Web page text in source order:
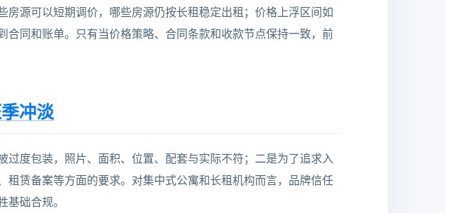
房源可以短期调价，哪些房源仍按长租稳定出租；价格上浮区间如
合同和账单。只有当价格策略、合同条款和收款节点保持一致，前
冲淡
过度包装，照片、面积、位置、配套与实际不符；二是为了追求入
租赁备案等方面的要求。对集中式公寓和长租机构而言，品牌信任
基础合规。